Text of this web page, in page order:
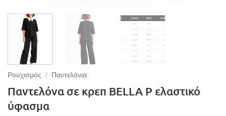
Ρουχισμός / Παντελόνια
Παντελόνα σε κρεπ BELLA P ελαστικό
ύφασμα